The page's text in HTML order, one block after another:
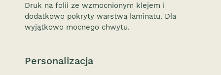
Druk na folii ze wzmocnionym klejem i
dodatkowo pokryty warstwą laminatu. Dla
wyjątkowo mocnego chwytu.
Personalizacja